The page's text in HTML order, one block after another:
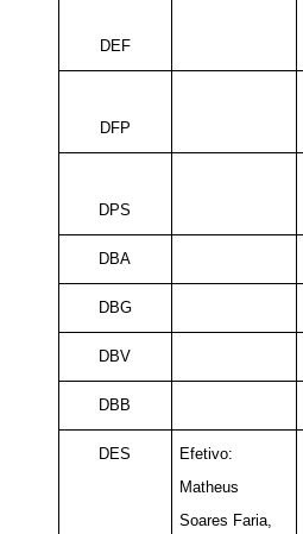
DEF
DFP
DPS
DBA
DBG
DBV
DBB
DES
Efetivo:
Matheus
Soares Faria,